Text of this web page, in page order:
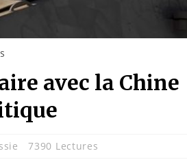
avec la Chine
7390 Lectures